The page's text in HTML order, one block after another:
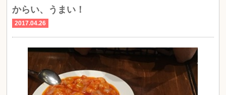
からい、うまい！
2017.04.26